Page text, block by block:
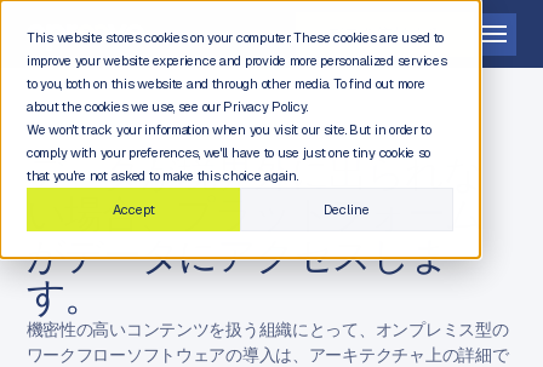
This website stores cookies on your computer. These cookies are used to
improve your website experience and provide more personalized services
to you, both on this website and through other media. To find out more
about the cookies we use, see our Privacy Policy.
We won't track your information when you visit our site. But in order to
comply with your preferences, we'll have to use just one tiny cookie so
that you're not asked to make this choice again.
Accept
Decline
デモを依頼する
データが境界外に出られな
い場合、プラットフォーム
がデータにアクセスしま
す。
機密性の高いコンテンツを扱う組織にとって、オンプレミス型の
ワークフローソフトウェアの導入は、アーキテクチャ上の詳細で